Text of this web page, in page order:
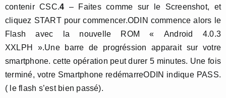
contenir CSC.4 – Faites comme sur le Screenshot, et
cliquez START pour commencer.ODIN commence alors le
Flash avec la nouvelle ROM « Android 4.0.3
XXLPH ».Une barre de progréssion apparait sur votre
smartphone. cette opération peut durer 5 minutes. Une fois
terminé, votre Smartphone redémarreODIN indique PASS.
( le flash s’est bien passé).